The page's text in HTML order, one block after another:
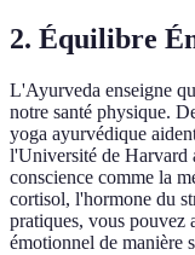
2. Équilibre
L'Ayurveda enseigne
notre santé physique.
yoga ayurvédique
l'Université de Harvard
conscience comme la
cortisol, l'hormone du
pratiques, vous pouvez
émotionnel de manière